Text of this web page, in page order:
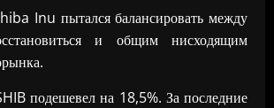
Inu пытался балансировать между
и общим нисходящим
подешевел на 18,5%. За последние